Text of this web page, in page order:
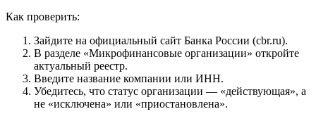
Как проверить:
Зайдите на официальный сайт Банка России (cbr.ru).
В разделе «Микрофинансовые организации» откройте
актуальный реестр.
Введите название компании или ИНН.
Убедитесь, что статус организации — «действующая», а
не «исключена» или «приостановлена».